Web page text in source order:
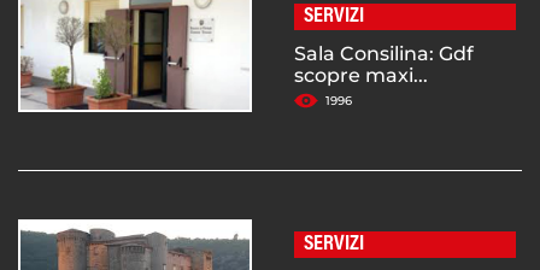
SERVIZI
Sala Consilina: Gdf
scopre maxi...
1996
SERVIZI